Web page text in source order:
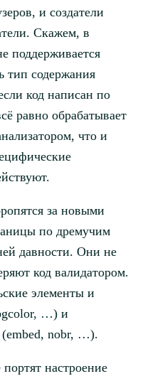
и создатели
Скажем, в
поддерживается
тип содержания
код написан по
равно обрабатывает
что и
за новыми
по дремучим
давности. Они не
код валидатором.
элементы и
…) и
(embed, nobr, …).
настроение